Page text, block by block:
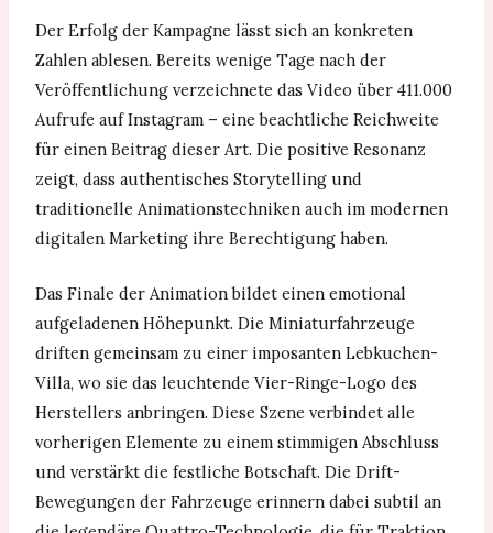
Der Erfolg der Kampagne lässt sich an konkreten
Zahlen ablesen. Bereits wenige Tage nach der
Veröffentlichung verzeichnete das Video über 411.000
Aufrufe auf Instagram – eine beachtliche Reichweite
für einen Beitrag dieser Art. Die positive Resonanz
zeigt, dass authentisches Storytelling und
traditionelle Animationstechniken auch im modernen
digitalen Marketing ihre Berechtigung haben.
Das Finale der Animation bildet einen emotional
aufgeladenen Höhepunkt. Die Miniaturfahrzeuge
driften gemeinsam zu einer imposanten Lebkuchen-
Villa, wo sie das leuchtende Vier-Ringe-Logo des
Herstellers anbringen. Diese Szene verbindet alle
vorherigen Elemente zu einem stimmigen Abschluss
und verstärkt die festliche Botschaft. Die Drift-
Bewegungen der Fahrzeuge erinnern dabei subtil an